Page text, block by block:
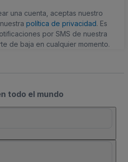
una cuenta, aceptas nuestro
política de privacidad. Es
por SMS de nuestra
de baja en cualquier momento.
todo el mundo